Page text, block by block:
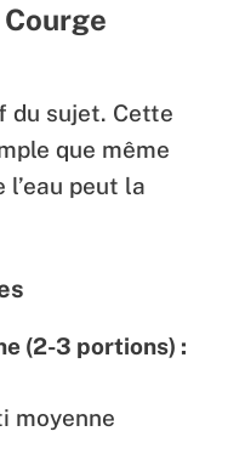
du sujet. Cette
que même
peut la
(2-3 portions) :
moyenne